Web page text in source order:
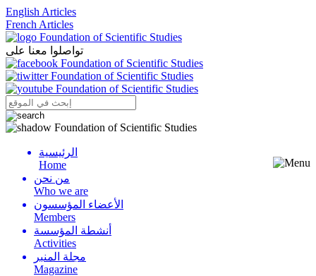
English Articles
French Articles
تواصلوا معنا على
Menu
الرئيسية
Home
من نحن
Who we are
الأعضاء المؤسسون
Members
أنشطة المؤسسة
Activities
مجلة المنبر
Magazine